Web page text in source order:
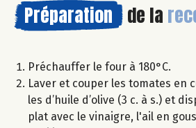
Préparation de la
Préchauffer le four à 180°C.
Laver et couper les tomates en
les d’huile d’olive (3 c. à s.) et
plat avec le vinaigre, l'ail en